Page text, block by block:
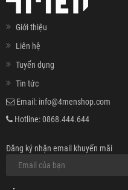
Giới thiệu
Liên hệ
Tuyển dụng
Tin tức
Email: info@4menshop.com
Hotline:0868.444.644
Đăng ký nhận email khuyến mãi